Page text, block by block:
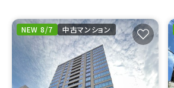
NEW 8/7 中古マンション